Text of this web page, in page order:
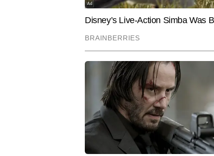
सक्रिय हैं। जर्नलिज़्म में पोस्ट
करते हुए अपनी मजबूत संपादकीय
जुड़ी रिपोर्टिंग में भी है।  अब